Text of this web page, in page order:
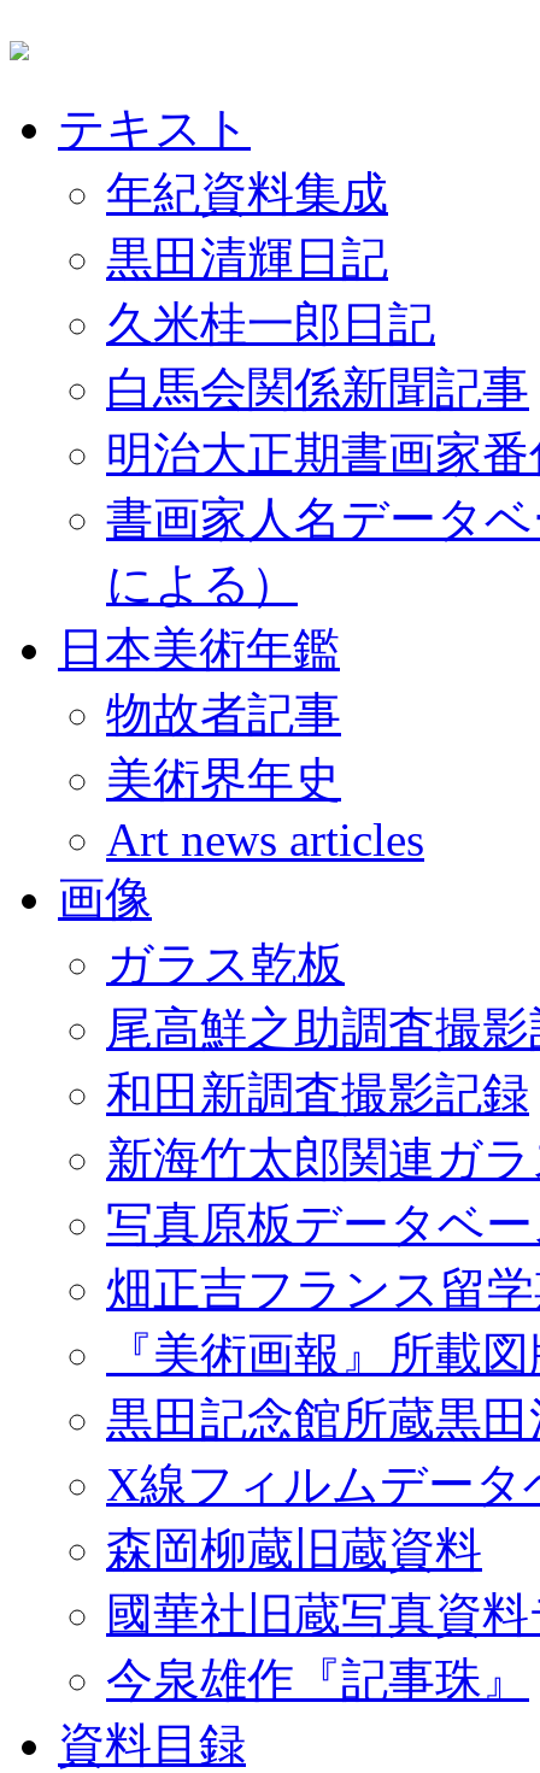
テキスト
年紀資料集成
黒田清輝日記
久米桂一郎日記
白馬会関係新聞記事
明治大正期書画家
書画家人名データ
による）
日本美術年鑑
物故者記事
美術界年史
Art news articles
画像
ガラス乾板
尾高鮮之助調査撮
和田新調査撮影記録
新海竹太郎関連ガ
写真原板データベ
畑正吉フランス留
『美術画報』所載
黒田記念館所蔵黒
X線フィルムデータ
森岡柳蔵旧蔵資料
國華社旧蔵写真資
今泉雄作『記事珠』
資料目録